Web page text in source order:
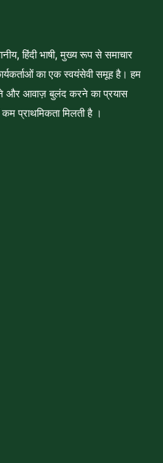
हिंदी भाषी, मुख्य रूप से समाचार
का एक स्वयंसेवी समूह है। हम
और आवाज़ बुलंद करने का प्रयास
प्राथमिकता मिलती है ।